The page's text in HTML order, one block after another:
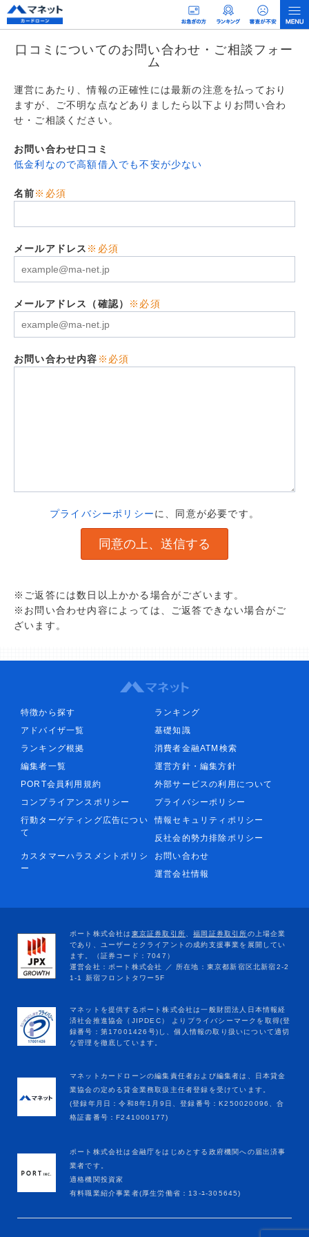
口コミについてのお問い合わせ・ご相談フォー
ム
運営にあたり、情報の正確性には最新の注意を払っており
ますが、ご不明な点などありましたら以下よりお問い合わ
せ・ご相談ください。
お問い合わせ口コミ
低金利なので高額借入でも不安が少ない
名前※必須
メールアドレス ※必須
メールアドレス（確認） ※必須
お問い合わせ内容 ※必須
プライバシーポリシーに、同意が必要です。
※ご返答には数日以上かかる場合がございます。
※お問い合わせ内容によっては、ご返答できない場合がご
ざいます。
特徴から探す
ランキング
アドバイザ一覧
基礎知識
ランキング根拠
消費者金融ATM検索
編集者一覧
運営方針・編集方針
PORT会員利用規約
外部サービスの利用について
コンプライアンスポリシー
プライバシーポリシー
行動ターゲティング広告につい
て
情報セキュリティポリシー
反社会的勢力排除ポリシー
カスタマーハラスメントポリシ
ー
お問い合わせ
運営会社情報
マネットカードローンの編集責任者および編集者は、日本貸金
業協会の定める貸金業務取扱主任者登録を受けています。
(登録年月日：令和8年1月9日、登録番号：K250020096、合
格証書番号：F241000177)
ポート株式会社は金融庁をはじめとする政府機関への届出済事
業者です。
適格機関投資家
有料職業紹介事業者(厚生労働省：13-ﾕ-305645)